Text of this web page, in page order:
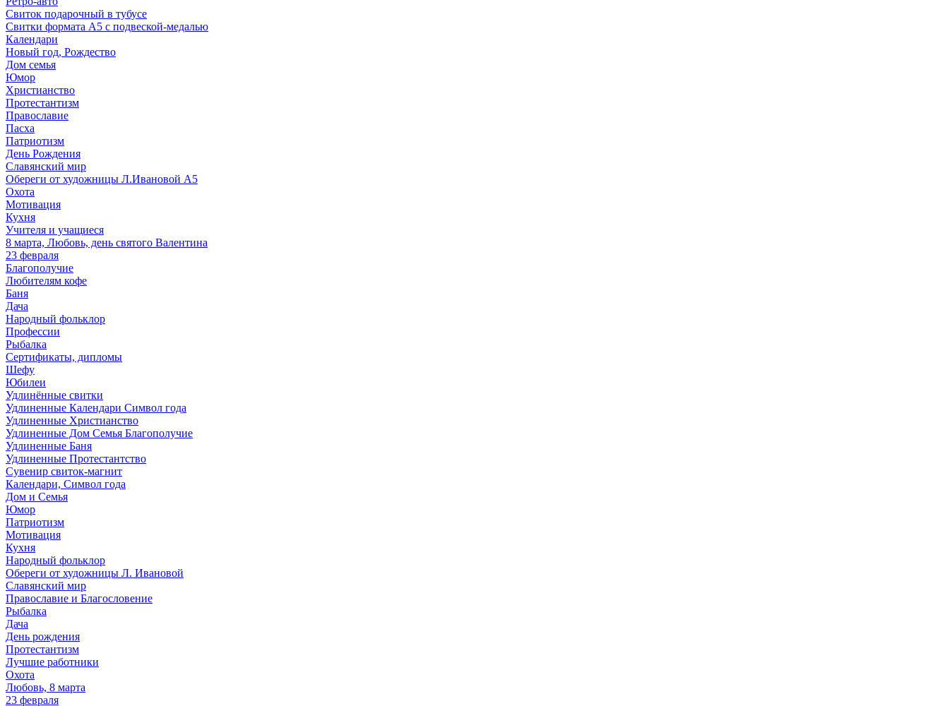
Свиток подарочный в тубусе
Свитки формата А5 с подвеской-медалью
Календари
Новый год, Рождество
Дом семья
Юмор
Христианство
Протестантизм
Православие
Пасха
Патриотизм
День Рождения
Славянский мир
Обереги от художницы Л.Ивановой А5
Охота
Мотивация
Кухня
Учителя и учащиеся
8 марта, Любовь, день святого Валентина
23 февраля
Благополучие
Любителям кофе
Баня
Дача
Народный фольклор
Профессии
Рыбалка
Сертификаты, дипломы
Шефу
Юбилеи
Удлинённые свитки
Удлиненные Календари Символ года
Удлиненные Христианство
Удлиненные Дом Семья Благополучие
Удлиненные Баня
Удлиненные Протестантство
Сувенир свиток-магнит
Календари, Символ года
Дом и Семья
Юмор
Патриотизм
Мотивация
Кухня
Народный фольклор
Обереги от художницы Л. Ивановой
Славянский мир
Православие и Благословение
Рыбалка
Дача
День рождения
Протестантизм
Лучшие работники
Охота
Любовь, 8 марта
23 февраля